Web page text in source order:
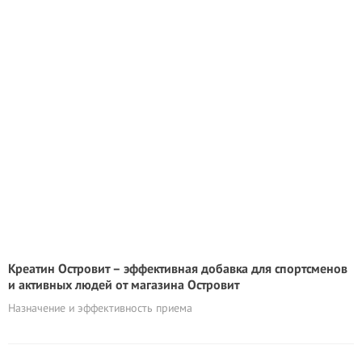
Креатин Островит – эффективная добавка для спортсменов
и активных людей от магазина Островит
Назначение и эффективность приема